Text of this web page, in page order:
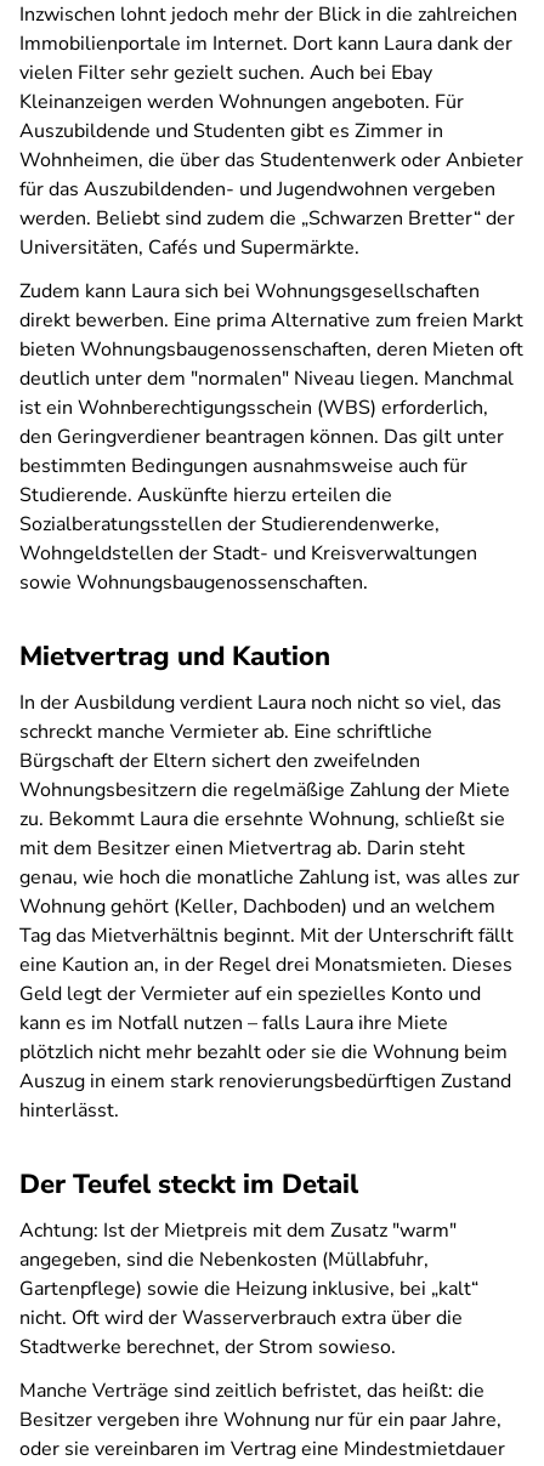
Inzwischen lohnt jedoch mehr der Blick in die zahlreichen
Immobilienportale im Internet. Dort kann Laura dank der
vielen Filter sehr gezielt suchen. Auch bei Ebay
Kleinanzeigen werden Wohnungen angeboten. Für
Auszubildende und Studenten gibt es Zimmer in
Wohnheimen, die über das Studentenwerk oder Anbieter
für das Auszubildenden- und Jugendwohnen vergeben
werden. Beliebt sind zudem die „Schwarzen Bretter“ der
Universitäten, Cafés und Supermärkte.
Zudem kann Laura sich bei Wohnungsgesellschaften
direkt bewerben. Eine prima Alternative zum freien Markt
bieten Wohnungsbaugenossenschaften, deren Mieten oft
deutlich unter dem "normalen" Niveau liegen. Manchmal
ist ein Wohnberechtigungsschein (WBS) erforderlich,
den Geringverdiener beantragen können. Das gilt unter
bestimmten Bedingungen ausnahmsweise auch für
Studierende. Auskünfte hierzu erteilen die
Sozialberatungsstellen der Studierendenwerke,
Wohngeldstellen der Stadt- und Kreisverwaltungen
sowie Wohnungsbaugenossenschaften.
Mietvertrag und Kaution
In der Ausbildung verdient Laura noch nicht so viel, das
schreckt manche Vermieter ab. Eine schriftliche
Bürgschaft der Eltern sichert den zweifelnden
Wohnungsbesitzern die regelmäßige Zahlung der Miete
zu. Bekommt Laura die ersehnte Wohnung, schließt sie
mit dem Besitzer einen Mietvertrag ab. Darin steht
genau, wie hoch die monatliche Zahlung ist, was alles zur
Wohnung gehört (Keller, Dachboden) und an welchem
Tag das Mietverhältnis beginnt. Mit der Unterschrift fällt
eine Kaution an, in der Regel drei Monatsmieten. Dieses
Geld legt der Vermieter auf ein spezielles Konto und
kann es im Notfall nutzen – falls Laura ihre Miete
plötzlich nicht mehr bezahlt oder sie die Wohnung beim
Auszug in einem stark renovierungsbedürftigen Zustand
hinterlässt.
Der Teufel steckt im Detail
Achtung: Ist der Mietpreis mit dem Zusatz "warm"
angegeben, sind die Nebenkosten (Müllabfuhr,
Gartenpflege) sowie die Heizung inklusive, bei „kalt“
nicht. Oft wird der Wasserverbrauch extra über die
Stadtwerke berechnet, der Strom sowieso.
Manche Verträge sind zeitlich befristet, das heißt: die
Besitzer vergeben ihre Wohnung nur für ein paar Jahre,
oder sie vereinbaren im Vertrag eine Mindestmietdauer